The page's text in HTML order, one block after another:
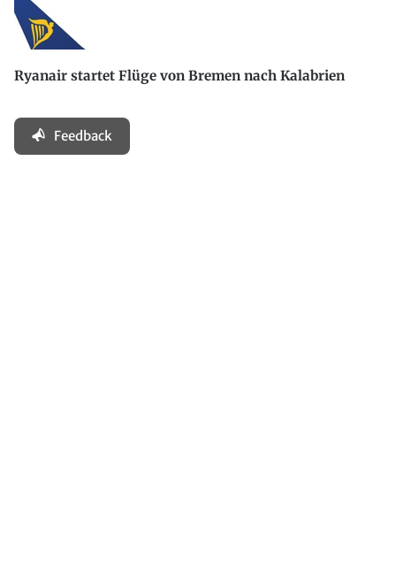
Ryanair startet Flüge von Bremen nach Kalabrien
Feedback